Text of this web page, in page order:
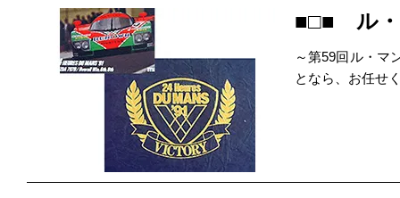
■□■ ル・
～第59回ル・マ
となら、お任せ